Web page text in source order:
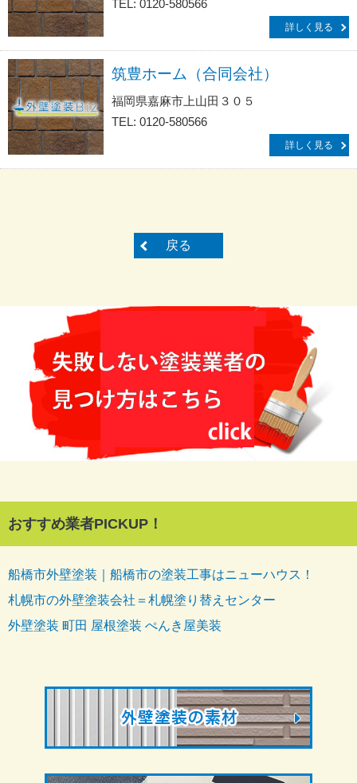
TEL: 0120-580566
詳しく見る
筑豊ホーム（合同会社）
福岡県嘉麻市上山田３０５
TEL: 0120-580566
詳しく見る
戻る
おすすめ業者PICKUP！
船橋市外壁塗装｜船橋市の塗装工事はニューハウス！
札幌市の外壁塗装会社＝札幌塗り替えセンター
外壁塗装 町田 屋根塗装 ぺんき屋美装